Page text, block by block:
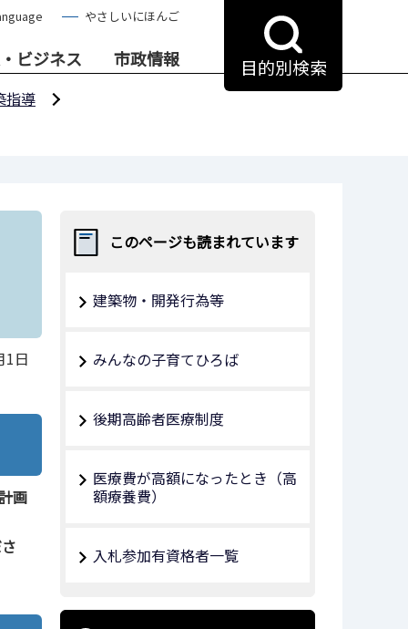
やさしいにほんご
ビジネス 市政情報 目的別検索
指導
1日
画
このページも読まれています
建築物・開発行為等
みんなの子育てひろば
後期高齢者医療制度
医療費が高額になったとき（高
額療養費）
入札参加有資格者一覧